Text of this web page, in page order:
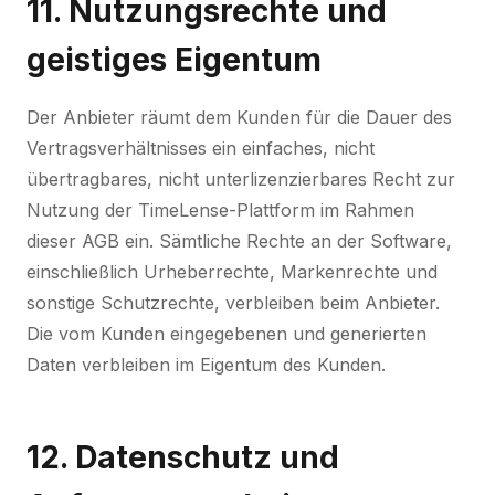
11. Nutzungsrechte und
geistiges Eigentum
Der Anbieter räumt dem Kunden für die Dauer des
Vertragsverhältnisses ein einfaches, nicht
übertragbares, nicht unterlizenzierbares Recht zur
Nutzung der TimeLense-Plattform im Rahmen
dieser AGB ein. Sämtliche Rechte an der Software,
einschließlich Urheberrechte, Markenrechte und
sonstige Schutzrechte, verbleiben beim Anbieter.
Die vom Kunden eingegebenen und generierten
Daten verbleiben im Eigentum des Kunden.
12. Datenschutz und